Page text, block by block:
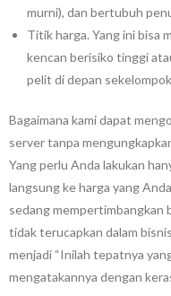
murni), dan bertubuh
Titik harga. Yang ini bisa
kencan berisiko tinggi
pelit di depan
Bagaimana kami dapat
server tanpa
Yang perlu Anda lakukan
langsung ke harga yang
sedang mempertimbangkan
tidak terucapkan dalam
menjadi “Inilah tepatnya
mengatakannya dengan